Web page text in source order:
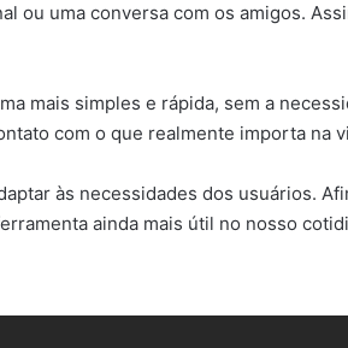
ou uma conversa com os amigos.
mais simples e rápida, sem a
com o que realmente importa na
às necessidades dos usuários.
ainda mais útil no nosso